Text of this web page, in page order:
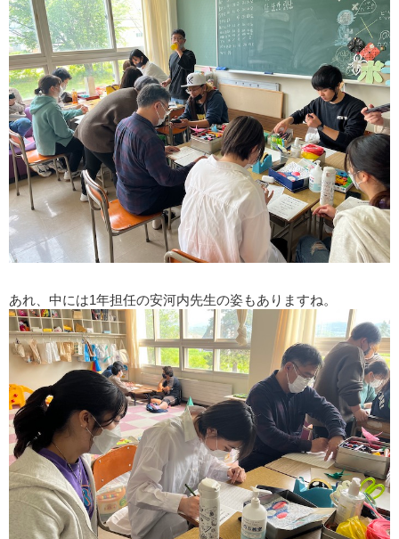
あれ、中には1年担任の安河内先生の姿もありますね。